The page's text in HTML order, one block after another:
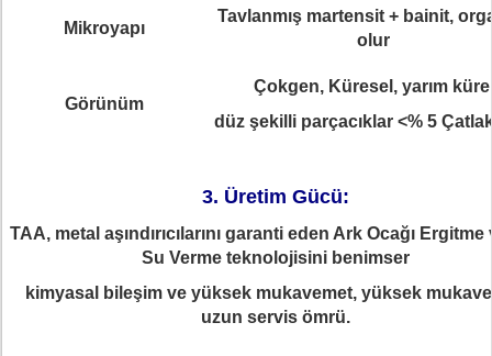
Mikroyapı
Tavlanmış martensit + bainit,
olur
Görünüm
Çokgen, Küresel, yarım
düz şekilli parçacıklar <% 5
3. Üretim Gücü:
TAA, metal aşındırıcılarını garanti eden Ark Ocağı Ergitme
Su Verme teknolojisini benimser
kimyasal bileşim ve yüksek mukavemet, yüksek
uzun servis ömrü.